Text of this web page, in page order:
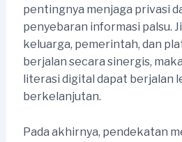
pentingnya menjaga privasi
penyebaran informasi palsu.
keluarga, pemerintah, dan
berjalan secara sinergis,
literasi digital dapat berjalan
berkelanjutan.
Pada akhirnya, pendekatan